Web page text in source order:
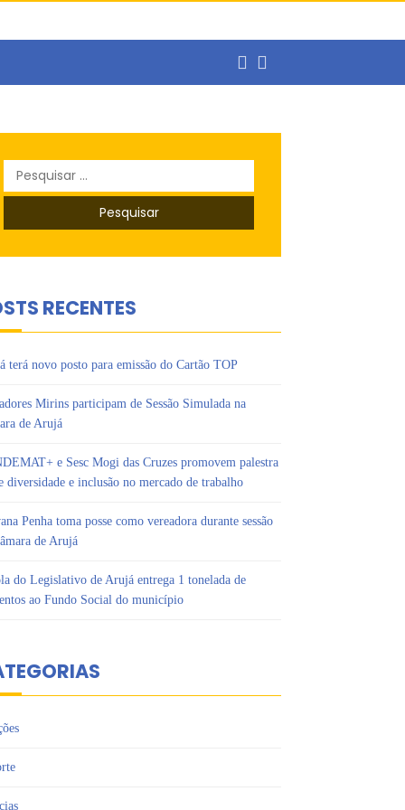
Pesquisar
por:
RECENTES
terá novo posto para emissão do Cartão TOP
Mirins participam de Sessão Simulada na
de Arujá
e Sesc Mogi das Cruzes promovem palestra
diversidade e inclusão no mercado de trabalho
Penha toma posse como vereadora durante sessão
de Arujá
do Legislativo de Arujá entrega 1 tonelada de
ao Fundo Social do município